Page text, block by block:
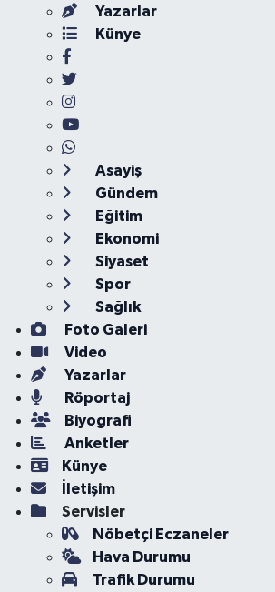
Yazarlar
Künye
Asayiş
Gündem
Eğitim
Ekonomi
Siyaset
Spor
Sağlık
Foto Galeri
Video
Yazarlar
Röportaj
Biyografi
Anketler
Künye
İletişim
Servisler
Nöbetçi Eczaneler
Hava Durumu
Trafik Durumu